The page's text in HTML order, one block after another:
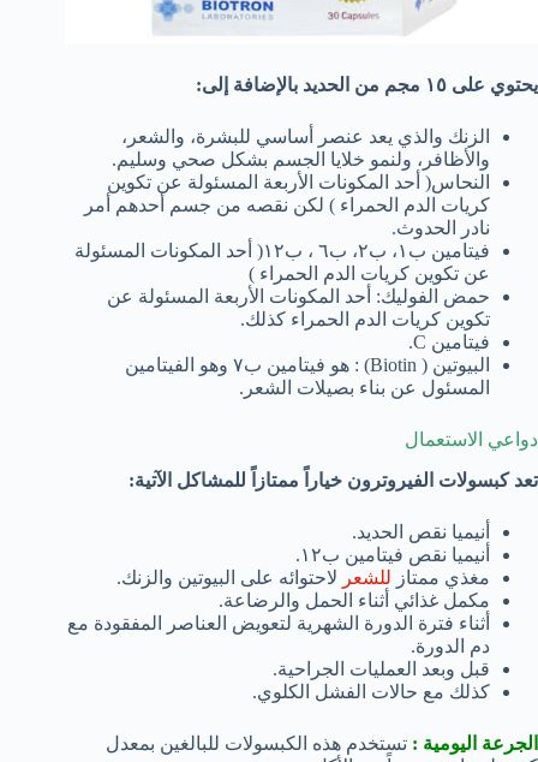
يحتوي على ١٥ مجم من الحديد بالإضافة إلى:
الزنك والذي يعد عنصر أساسي للبشرة، والشعر،
والأظافر، ولنمو خلايا الجسم بشكل صحي وسليم.
النحاس( أحد المكونات الأربعة المسئولة عن تكوين
كريات الدم الحمراء ) لكن نقصه من جسم أحدهم أمر
نادر الحدوث.
فيتامين ب١، ب٢، ب٦ ، ب١٢( أحد المكونات المسئولة
عن تكوين كريات الدم الحمراء )
حمض الفوليك: أحد المكونات الأربعة المسئولة عن
تكوين كريات الدم الحمراء كذلك.
فيتامين C.
البيوتين ( Biotin) : هو فيتامين ب٧ وهو الفيتامين
المسئول عن بناء بصيلات الشعر.
دواعي الاستعمال
تعد كبسولات الفيروترون خياراً ممتازاً للمشاكل الآتية:
أنيميا نقص الحديد.
أنيميا نقص فيتامين ب١٢.
مغذي ممتاز للشعر لاحتوائه على البيوتين والزنك.
مكمل غذائي أثناء الحمل والرضاعة.
أثناء فترة الدورة الشهرية لتعويض العناصر المفقودة مع
دم الدورة.
قبل وبعد العمليات الجراحية.
كذلك مع حالات الفشل الكلوي.
الجرعة اليومية : تستخدم هذه الكبسولات للبالغين بمعدل